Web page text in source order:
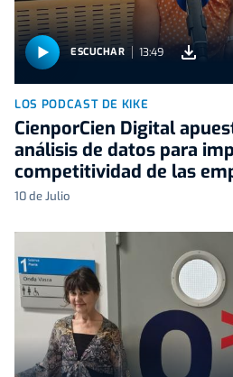
ESCUCHAR 13:49
LOS PODCAST DE KIKE
CienporCien Digital
análisis de datos para
competitividad de las
10 de Julio